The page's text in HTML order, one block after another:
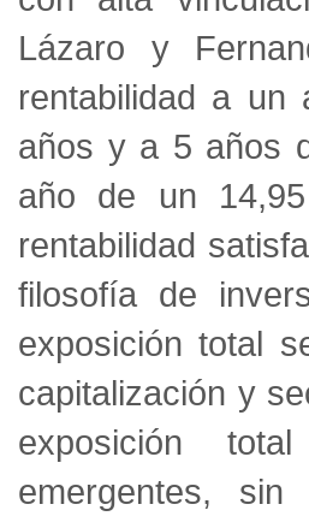
Lázaro y
rentabilidad a
años y a 5 años
año de un
rentabilidad
filosofía de
exposición total
capitalización y
exposición
emergentes,